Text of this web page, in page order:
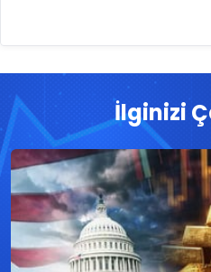
İlginizi